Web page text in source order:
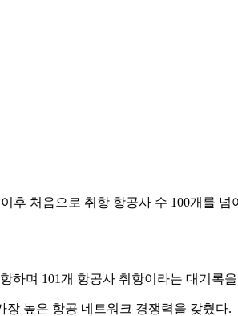
후 처음으로 취항 항공사 수 100개를 넘
하며 101개 항공사 취항이라는 대기록
장 높은 항공 네트워크 경쟁력을 갖췄다.